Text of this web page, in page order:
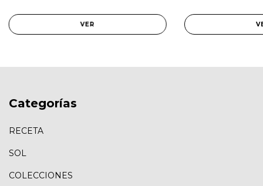
VER
Categorías
RECETA
SOL
COLECCIONES